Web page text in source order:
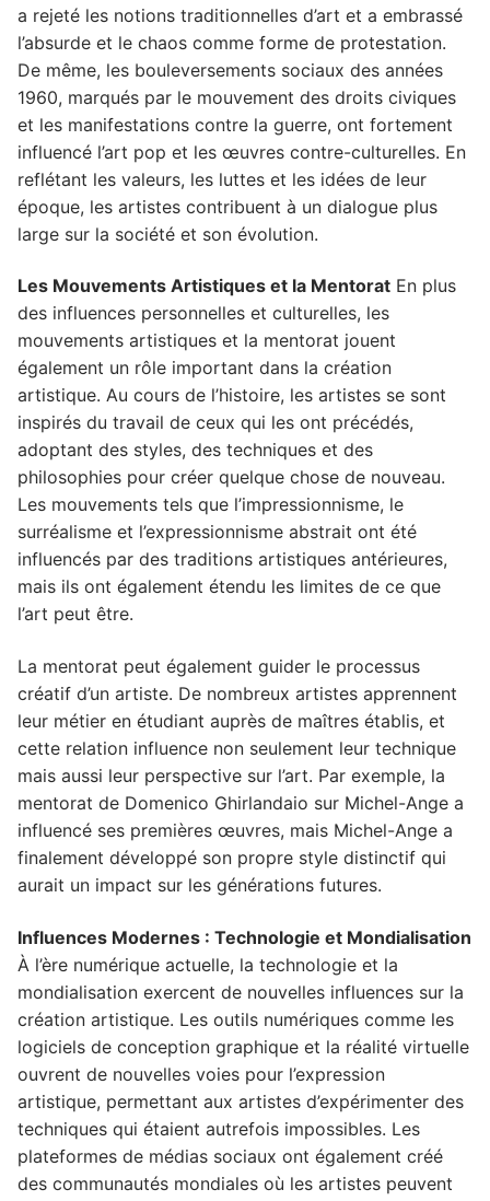
a rejeté les notions traditionnelles d’art et a embrassé
l’absurde et le chaos comme forme de protestation.
De même, les bouleversements sociaux des années
1960, marqués par le mouvement des droits civiques
et les manifestations contre la guerre, ont fortement
influencé l’art pop et les œuvres contre-culturelles. En
reflétant les valeurs, les luttes et les idées de leur
époque, les artistes contribuent à un dialogue plus
large sur la société et son évolution.
Les Mouvements Artistiques et la Mentorat En plus
des influences personnelles et culturelles, les
mouvements artistiques et la mentorat jouent
également un rôle important dans la création
artistique. Au cours de l’histoire, les artistes se sont
inspirés du travail de ceux qui les ont précédés,
adoptant des styles, des techniques et des
philosophies pour créer quelque chose de nouveau.
Les mouvements tels que l’impressionnisme, le
surréalisme et l’expressionnisme abstrait ont été
influencés par des traditions artistiques antérieures,
mais ils ont également étendu les limites de ce que
l’art peut être.
La mentorat peut également guider le processus
créatif d’un artiste. De nombreux artistes apprennent
leur métier en étudiant auprès de maîtres établis, et
cette relation influence non seulement leur technique
mais aussi leur perspective sur l’art. Par exemple, la
mentorat de Domenico Ghirlandaio sur Michel-Ange a
influencé ses premières œuvres, mais Michel-Ange a
finalement développé son propre style distinctif qui
aurait un impact sur les générations futures.
Influences Modernes : Technologie et Mondialisation
À l’ère numérique actuelle, la technologie et la
mondialisation exercent de nouvelles influences sur la
création artistique. Les outils numériques comme les
logiciels de conception graphique et la réalité virtuelle
ouvrent de nouvelles voies pour l’expression
artistique, permettant aux artistes d’expérimenter des
techniques qui étaient autrefois impossibles. Les
plateformes de médias sociaux ont également créé
des communautés mondiales où les artistes peuvent